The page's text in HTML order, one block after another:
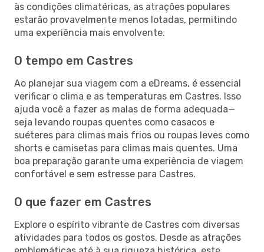
às condições climatéricas, as atrações populares
estarão provavelmente menos lotadas, permitindo
uma experiência mais envolvente.
O tempo em Castres
Ao planejar sua viagem com a eDreams, é essencial
verificar o clima e as temperaturas em Castres. Isso
ajuda você a fazer as malas de forma adequada—
seja levando roupas quentes como casacos e
suéteres para climas mais frios ou roupas leves como
shorts e camisetas para climas mais quentes. Uma
boa preparação garante uma experiência de viagem
confortável e sem estresse para Castres.
O que fazer em Castres
Explore o espírito vibrante de Castres com diversas
atividades para todos os gostos. Desde as atrações